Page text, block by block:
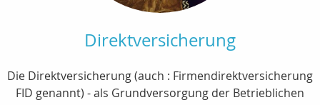
Direktversicherung
Die Direktversicherung (auch : Firmendirektversicherung
FID genannt) - als Grundversorgung der Betrieblichen